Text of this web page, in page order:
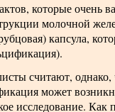
которые очень
молочной
капсула,
считают,
может
исследование. Как